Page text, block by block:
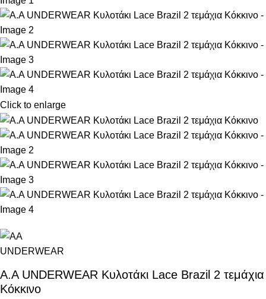
Click to enlarge
A.A UNDERWEAR Κυλοτάκι Lace Brazil 2 τεμάχια
Κόκκινο